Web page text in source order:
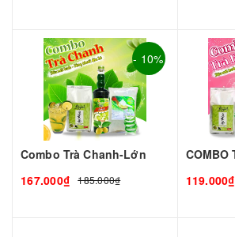
- 10%
Combo Trà Chanh-Lớn
167.000₫
185.000₫
119.000₫